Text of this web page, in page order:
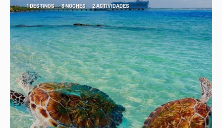
1 DESTINOS 3 NOCHES 2 ACTIVIDADES